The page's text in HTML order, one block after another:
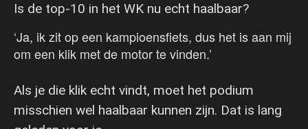
Is de top-10 in het WK nu echt haalbaar?
‘Ja, ik zit op een kampioensfiets, dus het is aan mij
om een klik met de motor te vinden.’
Als je die klik echt vindt, moet het podium
misschien wel haalbaar kunnen zijn. Dat is lang